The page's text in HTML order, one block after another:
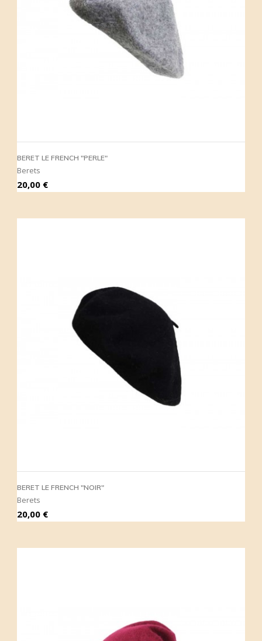
BERET LE FRENCH "PERLE"
Berets
Prix
20,00 €
BERET LE FRENCH "NOIR"
Berets
Prix
20,00 €